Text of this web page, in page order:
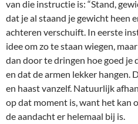
van die instructie is: “Stand,
dat je al staand je gewicht heen
achteren verschuift. In eerste
idee om zo te staan wiegen,
dan door te dringen hoe goed je
en dat de armen lekker hangen.
en haast vanzelf. Natuurlijk
op dat moment is, want het kan
de aandacht er helemaal bij is.